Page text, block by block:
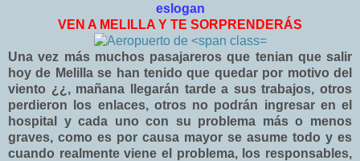
eslogan
VEN A MELILLA Y TE SORPRENDERÁS
Una vez más muchos pasajareros que tenian que salir
hoy de Melilla se han tenido que quedar por motivo del
viento ¿¿, mañana llegarán tarde a sus trabajos, otros
perdieron los enlaces, otros no podrán ingresar en el
hospital y cada uno con su problema más o menos
graves, como es por causa mayor se asume todo y es
cuando realmente viene el problema, los responsables,